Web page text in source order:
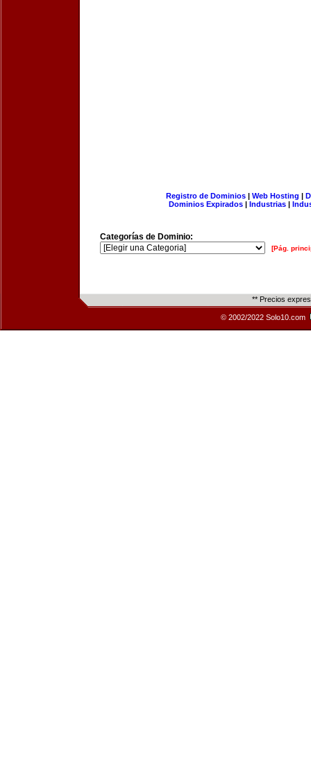
Registro de Dominios| Web Hosting |
Dominios Expirados | Industrias |
Categorías de Dominio:
[Pág.
** Precios
© 2002/2022 Solo10.com